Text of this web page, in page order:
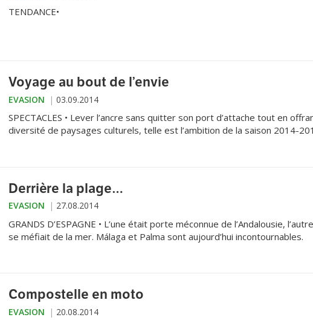
TENDANCE•
Voyage au bout de l’envie
EVASION 03.09.2014
SPECTACLES • Lever l’ancre sans quitter son port d’attache tout en
diversité de paysages culturels, telle est l’ambition de la saison 2014-
Derrière la plage…
EVASION 27.08.2014
GRANDS D’ESPAGNE • L’une était porte méconnue de l’Andalousie,
se méfiait de la mer. Málaga et Palma sont aujourd’hui incontournables.
Compostelle en moto
EVASION 20.08.2014